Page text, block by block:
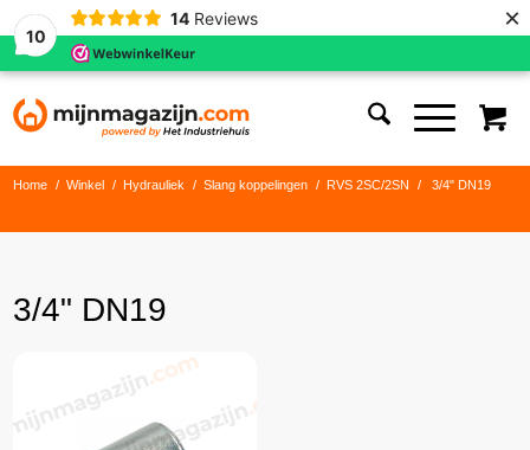
10
14 Reviews ×
Home / Winkel / Hydrauliek / Slang koppelingen / RVS 2SC/2SN / 3/4" DN19
3/4" DN19